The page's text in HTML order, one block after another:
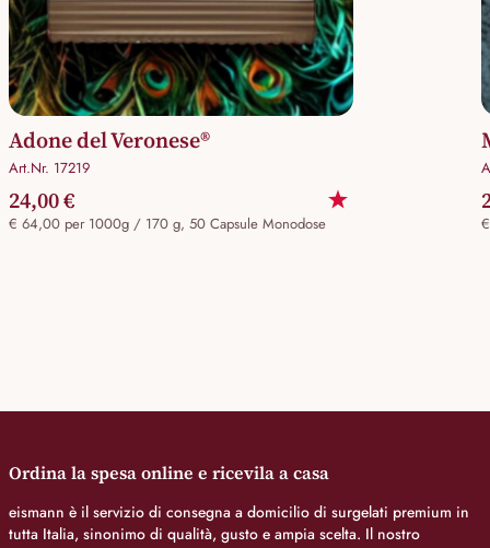
Adone del Veronese®
Art.Nr. 17219
24,00 €
€ 64,00 per 1000g / 170 g, 50 Capsule Monodose
Ordina la spesa online e ricevila a casa
eismann è il servizio di consegna a domicilio di surgelati premium in
tutta Italia, sinonimo di qualità, gusto e ampia scelta. Il nostro